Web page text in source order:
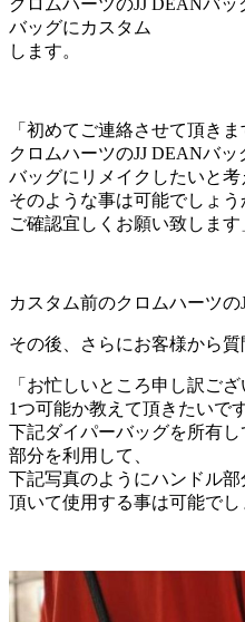
バッグにカスタム
します。
「初めてご連絡させて頂きま
クロムハーツのJJ DEANバ
バッグにリメイクしたいと考
そのような事は可能でしょう
ご確認宜しくお願い致します
カスタム前のクロムハーツ
その後、さらにお客様から質
「お忙しいところ申し訳ござ
1つ可能か教えて頂きたいです
下記ダイパーバッグを所有
部分を利用して、
下記写真のようにハンドル
頂いて使用する事は可能でし